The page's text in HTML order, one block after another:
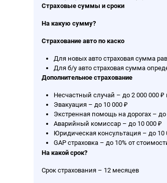
Страховые суммы и сроки
На какую сумму?
Страхование авто по каско
Для новых авто страховая сумма
Для б/у авто страховая сумма
Дополнительное страхование
Несчастный случай – до 2 000 000
Эвакуация – до 10 000 ₽
Экстренная помощь на дорогах – до
Аварийный комиссар – до 10 000 ₽
Юридическая консультация – до 10
GAP страховка – до 10% от
На какой срок?
Срок страхования – 12 месяцев